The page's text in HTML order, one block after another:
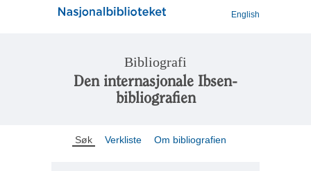
English
Bibliografi
Den internasjonale Ibsen-
bibliografien
Søk Verkliste Om bibliografien